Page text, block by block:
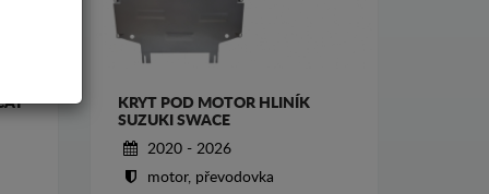
KRYT POD MOTOR HLINÍK
SUZUKI SWACE
2020 - 2026
motor, převodovka